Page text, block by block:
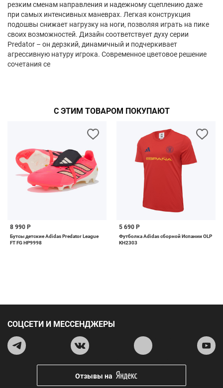
резким сменам направления и надежному сцеплению даже
при самых интенсивных маневрах. Легкая конструкция
подошвы снижает нагрузку на ноги, позволяя играть на пике
своих возможностей. Дизайн соответствует духу серии
Predator – он дерзкий, динамичный и подчеркивает
агрессивную натуру игрока. Современное цветовое решение
сочетания се
С ЭТИМ ТОВАРОМ ПОКУПАЮТ
8 990 Р
Бутсы детские Adidas Predator League
FT FG HP9998
5 690 Р
Футболка Adidas сборной Испании OLP
KH2303
СОЦСЕТИ И МЕССЕНДЖЕРЫ
Отзывы на